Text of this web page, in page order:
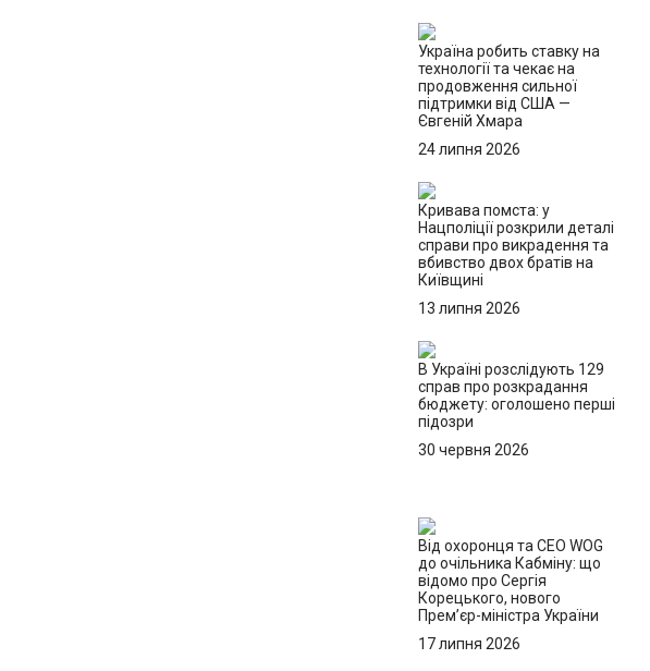
Україна робить ставку на
технології та чекає на
продовження сильної
підтримки від США —
Євгеній Хмара
24 липня 2026
Кривава помста: у
Нацполіції розкрили деталі
справи про викрадення та
вбивство двох братів на
Київщині
13 липня 2026
В Україні розслідують 129
справ про розкрадання
бюджету: оголошено перші
підозри
30 червня 2026
Від охоронця та CEO WOG
до очільника Кабміну: що
відомо про Сергія
Корецького, нового
Прем’єр-міністра України
17 липня 2026